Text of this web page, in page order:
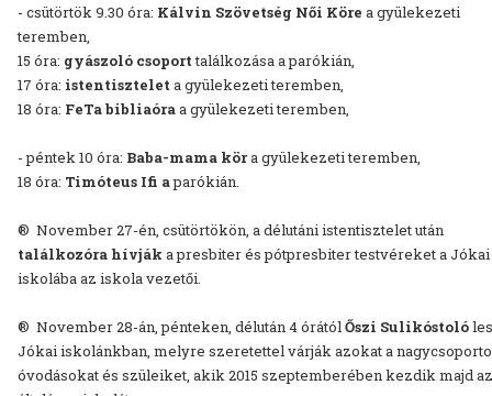
- csütörtök 9.30 óra: Kálvin Szövetség Női Köre a gyülekezeti
teremben,
15 óra: gyászoló csoporttalálkozása a parókián,
17 óra: istentisztelet a gyülekezeti teremben,
18 óra: FeTa bibliaóraa gyülekezeti teremben,
- péntek 10 óra: Baba-mama köra gyülekezeti teremben,
18 óra: Timóteus Ifi aparókián.
® November 27-én, csütörtökön, a délutáni istentisztelet után
találkozóra hívják a presbiter és pótpresbiter testvéreket a Jókai
iskolába az iskola vezetői.
® November 28-án, pénteken, délután 4 órától Őszi Sulikóstoló
Jókai iskolánkban, melyre szeretettel várják azokat a
óvodásokat és szüleiket, akik 2015 szeptemberében kezdik majd az